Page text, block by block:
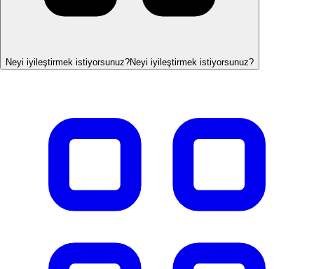
Neyi iyileştirmek istiyorsunuz?Neyi iyileştirmek istiyorsunuz?